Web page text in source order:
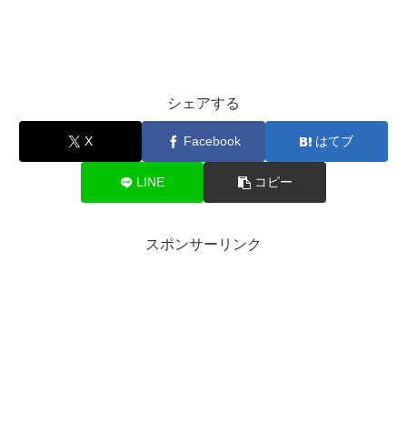
シェアする
X Facebook はてブ
LINE コピー
スポンサーリンク